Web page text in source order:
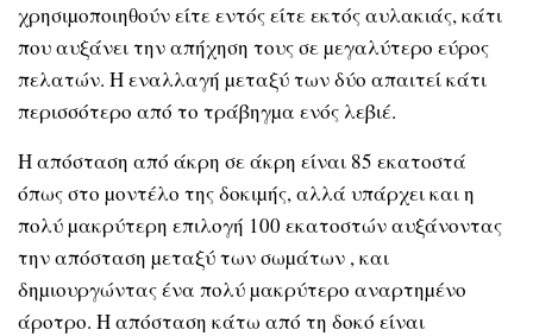
χρησιµοποιηθούν είτε εντός είτε εκτός αυλακιάς, κάτι
που αυξάνει την απήχηση τους σε µεγαλύτερο εύρος
πελατών. Η εναλλαγή µεταξύ των δύο απαιτεί κάτι
περισσότερο από το τράβηγµα ενός λεβιέ.
Η απόσταση από άκρη σε άκρη είναι 85 εκατοστά
όπως στο µοντέλο της δοκιµής, αλλά υπάρχει και η
πολύ µακρύτερη επιλογή 100 εκατοστών αυξάνοντας
την απόσταση µεταξύ των σωµάτων , και
δηµιουργώντας ένα πολύ µακρύτερο αναρτηµένο
άροτρο. Η απόσταση κάτω από τη δοκό είναι